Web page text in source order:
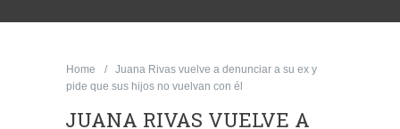
Home
Juana Rivas vuelve a denunciar a su ex y
pide que sus hijos no vuelvan con él
JUANA RIVAS VUELVE A